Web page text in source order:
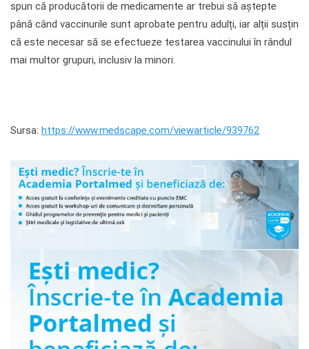
spun că producătorii de medicamente ar trebui să aștepte
până când vaccinurile sunt aprobate pentru adulți, iar alții susțin
că este necesar să se efectueze testarea vaccinului în rândul
mai multor grupuri, inclusiv la minori.
Sursa: https://www.medscape.com/viewarticle/939762